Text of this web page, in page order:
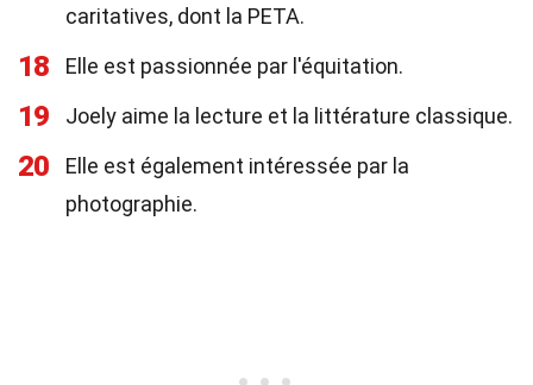
caritatives, dont la PETA.
18 Elle est passionnée par l'équitation.
19 Joely aime la lecture et la littérature classique.
20
Elle est également intéressée par la
photographie.